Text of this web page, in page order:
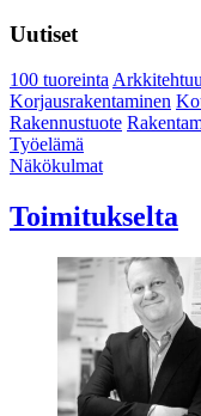
Uutiset
100 tuoreinta
Korjausrakentaminen
Rakennustuote
Työelämä
Näkökulmat
Toimitukselta